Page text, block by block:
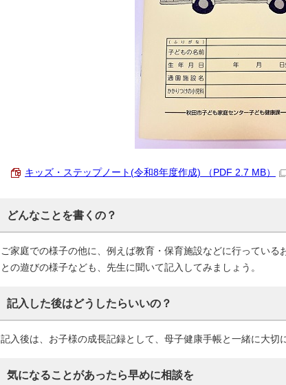
キッズ・ステップノート(令和8年度作成) （PDF 2.7 MB）
どんなことを書くの？
ご家庭での様子の他に、例えば教育・保育施設などに行っている
との遊びの様子なども、先生に聞いて記入してみましょう。
記入した後はどうしたらいいの？
記入後は、お子様の成長記録として、母子健康手帳と一緒に大切
気になることがあったら早めに相談を